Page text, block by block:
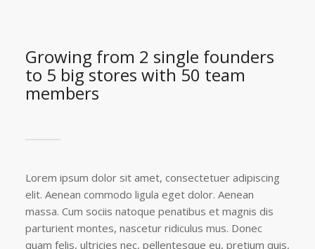
Growing from 2 single founders
to 5 big stores with 50 team
members
Lorem ipsum dolor sit amet, consectetuer adipiscing
elit. Aenean commodo ligula eget dolor. Aenean
massa. Cum sociis natoque penatibus et magnis dis
parturient montes, nascetur ridiculus mus. Donec
quam felis, ultricies nec, pellentesque eu, pretium quis,